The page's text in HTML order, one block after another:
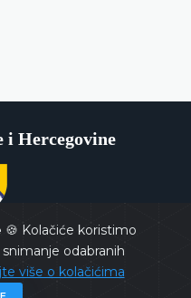
🍪 Kolačiće koristimo
odabranih
više o kolačićima
i Hercegovine
BiHSva prava zadržana.